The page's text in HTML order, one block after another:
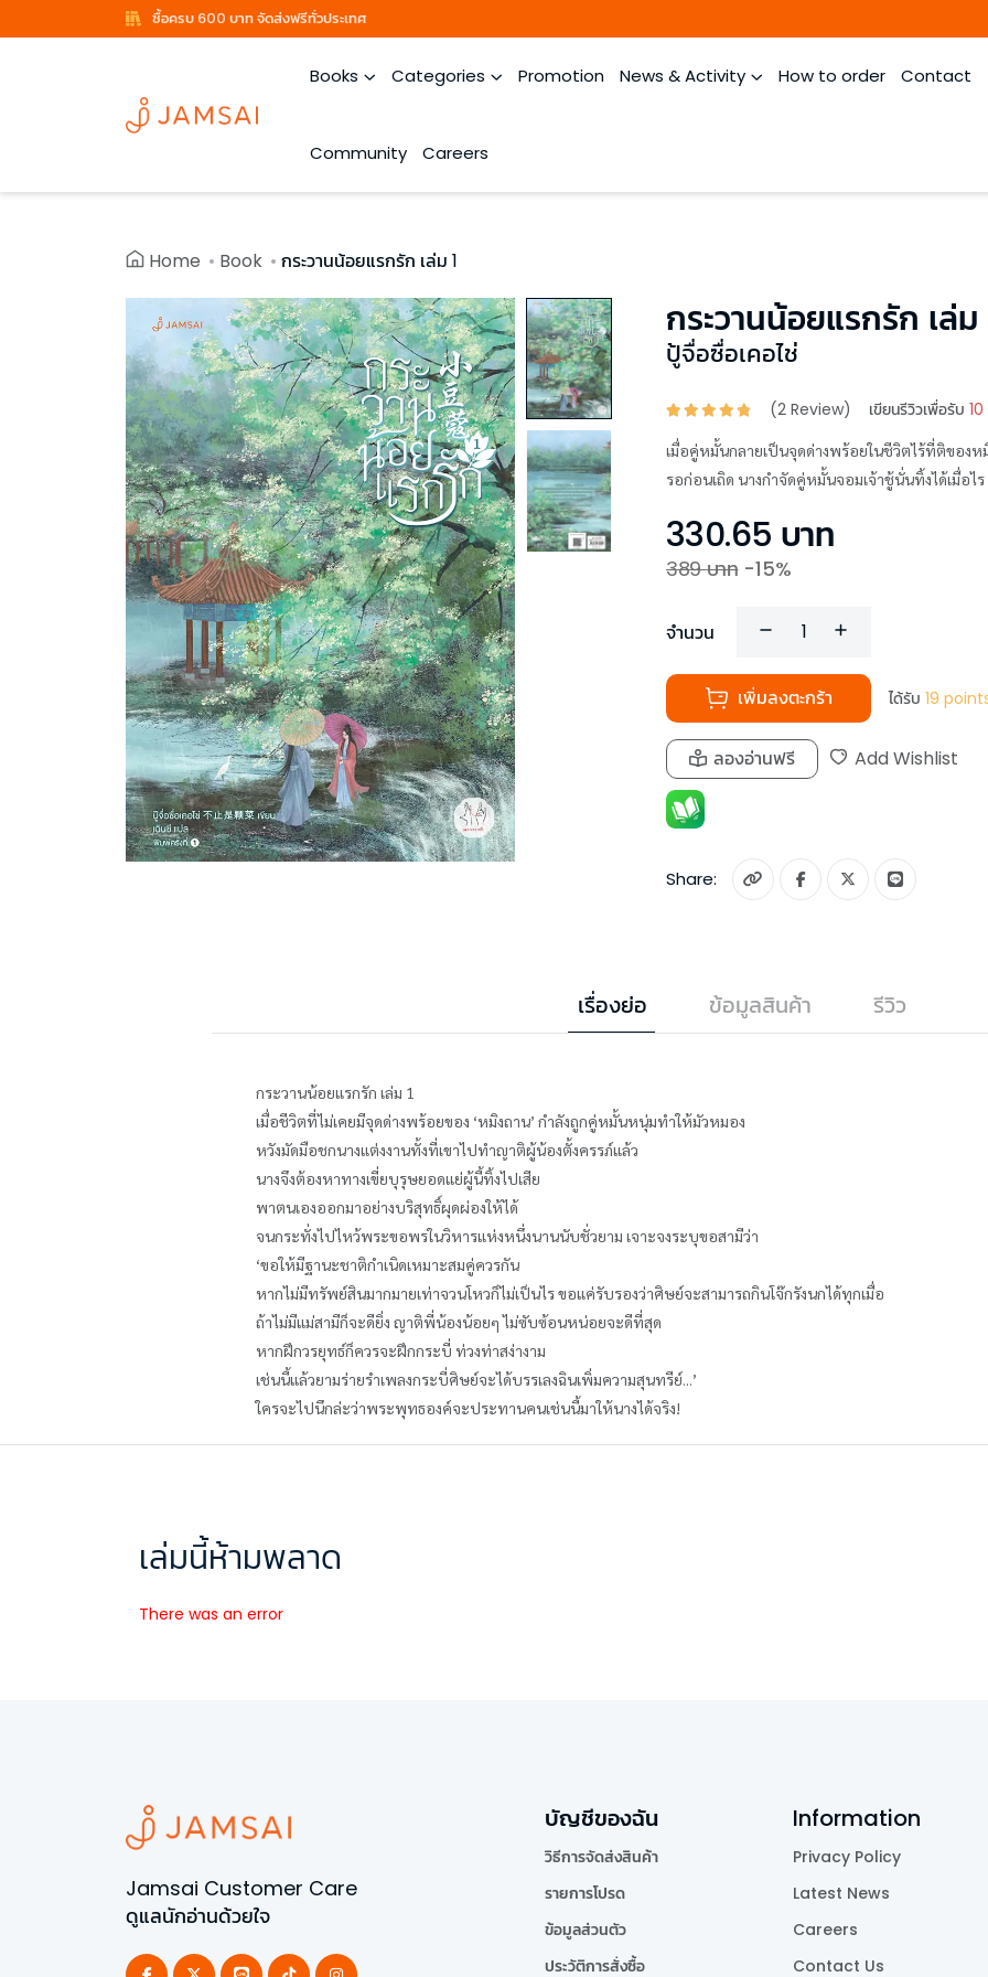
ซื้อครบ 600 บาท จัดส่งฟรีทั่วประเทศ
Books Categories Promotion News & Activity How to order Contact
Community Careers
Home Book กระวานน้อยแรกรัก เล่ม 1
กระวานน้อยแรกรัก เล่ม
ปู้จื่อซื่อเคอไช่
(2 Review) เขียนรีวิวเพื่อรับ
เมื่อคู่หมั้นกลายเป็นจุดด่างพร้อยในชีวิตไร้ที่ติของห
รอก่อนเถิด นางกำจัดคู่หมั้นจอมเจ้าชู้นั่นทิ้งได้เมื่อไร
330.65 บาท
389บาท -15%
จำนวน
เพิ่มลงตะกร้า ได้รับ 19
ลองอ่านฟรี Add Wishlist
Share:
เรื่องย่อ ข้อมูลสินค้า รีวิว
กระวานน้อยแรกรัก เล่ม 1
เมื่อชีวิตที่ไม่เคยมีจุดด่างพร้อยของ ‘หมิงถาน’ กำลังถูกคู่หมั้นหนุ่มทำให้มัวหมอง
หวังมัดมือชกนางแต่งงานทั้งที่เขาไปทำญาติผู้น้องตั้งครรภ์แล้ว
นางจึงต้องหาทางเขี่ยบุรุษยอดแย่ผู้นี้ทิ้งไปเสีย
พาตนเองออกมาอย่างบริสุทธิ์ผุดผ่องให้ได้
จนกระทั่งไปไหว้พระขอพรในวิหารแห่งหนึ่งนานนับชั่วยาม เจาะจงระบุขอสามีว่า
‘ขอให้มีฐานะชาติกำเนิดเหมาะสมคู่ควรกัน
หากไม่มีทรัพย์สินมากมายเท่าจวนโหวก็ไม่เป็นไร ขอแค่รับรองว่าศิษย์จะสามารถกินโจ๊กรังนกได้ทุกเมื่อ
ถ้าไม่มีแม่สามีก็จะดียิ่ง ญาติพี่น้องน้อยๆ ไม่ซับซ้อนหน่อยจะดีที่สุด
หากฝึกวรยุทธ์ก็ควรจะฝึกกระบี่ ท่วงท่าสง่างาม
เช่นนี้แล้วยามร่ายรำเพลงกระบี่ศิษย์จะได้บรรเลงฉินเพิ่มความสุนทรีย์...’
ใครจะไปนึกล่ะว่าพระพุทธองค์จะประทานคนเช่นนี้มาให้นางได้จริง!
เล่มนี้ห้ามพลาด
There was an error
Jamsai Customer Care
ดูแลนักอ่านด้วยใจ
บัญชีของฉัน
วิธีการจัดส่งสินค้า
รายการโปรด
ข้อมูลส่วนตัว
ประวัติการสั่งซื้อ
Information
Privacy Policy
Latest News
Careers
Contact Us